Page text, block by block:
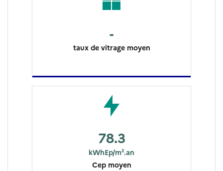
-
taux de vitrage moyen
78.3
kWhEp/m².an
Cep moyen